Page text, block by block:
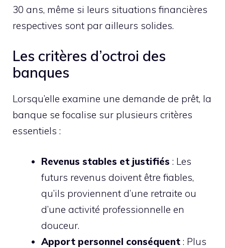
30 ans, même si leurs situations financières
respectives sont par ailleurs solides.
Les critères d’octroi des
banques
Lorsqu’elle examine une demande de prêt, la
banque se focalise sur plusieurs critères
essentiels :
Revenus stables et justifiés : Les
futurs revenus doivent être fiables,
qu’ils proviennent d’une retraite ou
d’une activité professionnelle en
douceur.
Apport personnel conséquent : Plus